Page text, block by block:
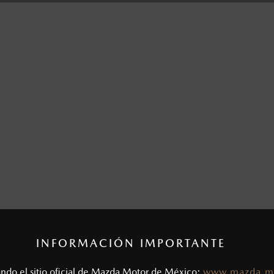
INFORMACIÓN IMPORTANTE
el sitio oficial de Mazda Motor de México: